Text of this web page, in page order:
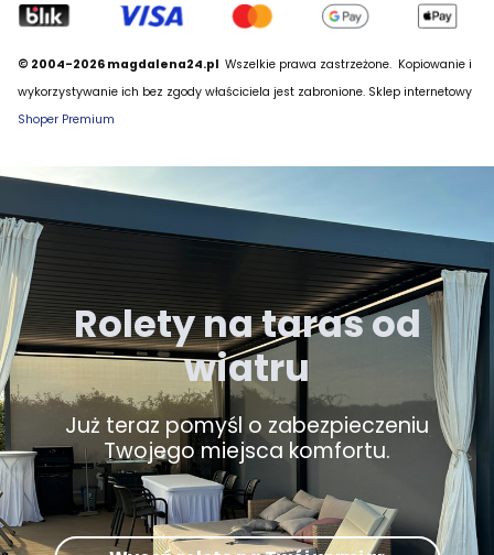
© 2004-2026 magdalena24.pl Wszelkie prawa zastrzeżone. Kopiowanie i
wykorzystywanie ich bez zgody właściciela jest zabronione. Sklep internetowy
Shoper Premium
Rolety na taras od
wiatru
Już teraz pomyśl o zabezpieczeniu
Twojego miejsca komfortu.